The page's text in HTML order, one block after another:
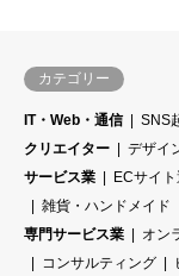
カテゴリー
IT・Web・通信 SNS
クリエイター
デザイ
サービス業
ECサイ
雑貨・ハンドメイド
専門サービス業
オン
コンサルティング